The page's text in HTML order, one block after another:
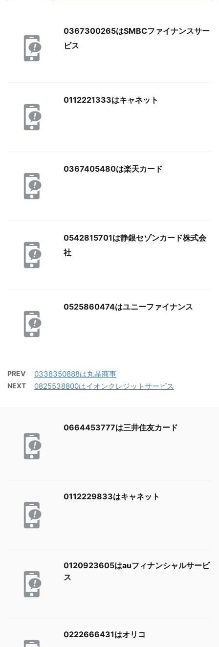
0367300265はSMBCファイナンスサー
ビス
0112221333はキャネット
0367405480は楽天カード
0542815701は静銀セゾンカード株式会
社
0525860474はユニーファイナンス
PREV 0338350888は丸晶商事
NEXT 0825538800はイオンクレジットサービス
0664453777は三井住友カード
0112229833はキャネット
0120923605はauフィナンシャルサービ
ス
0222666431はオリコ